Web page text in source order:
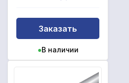
Заказать
●В наличии